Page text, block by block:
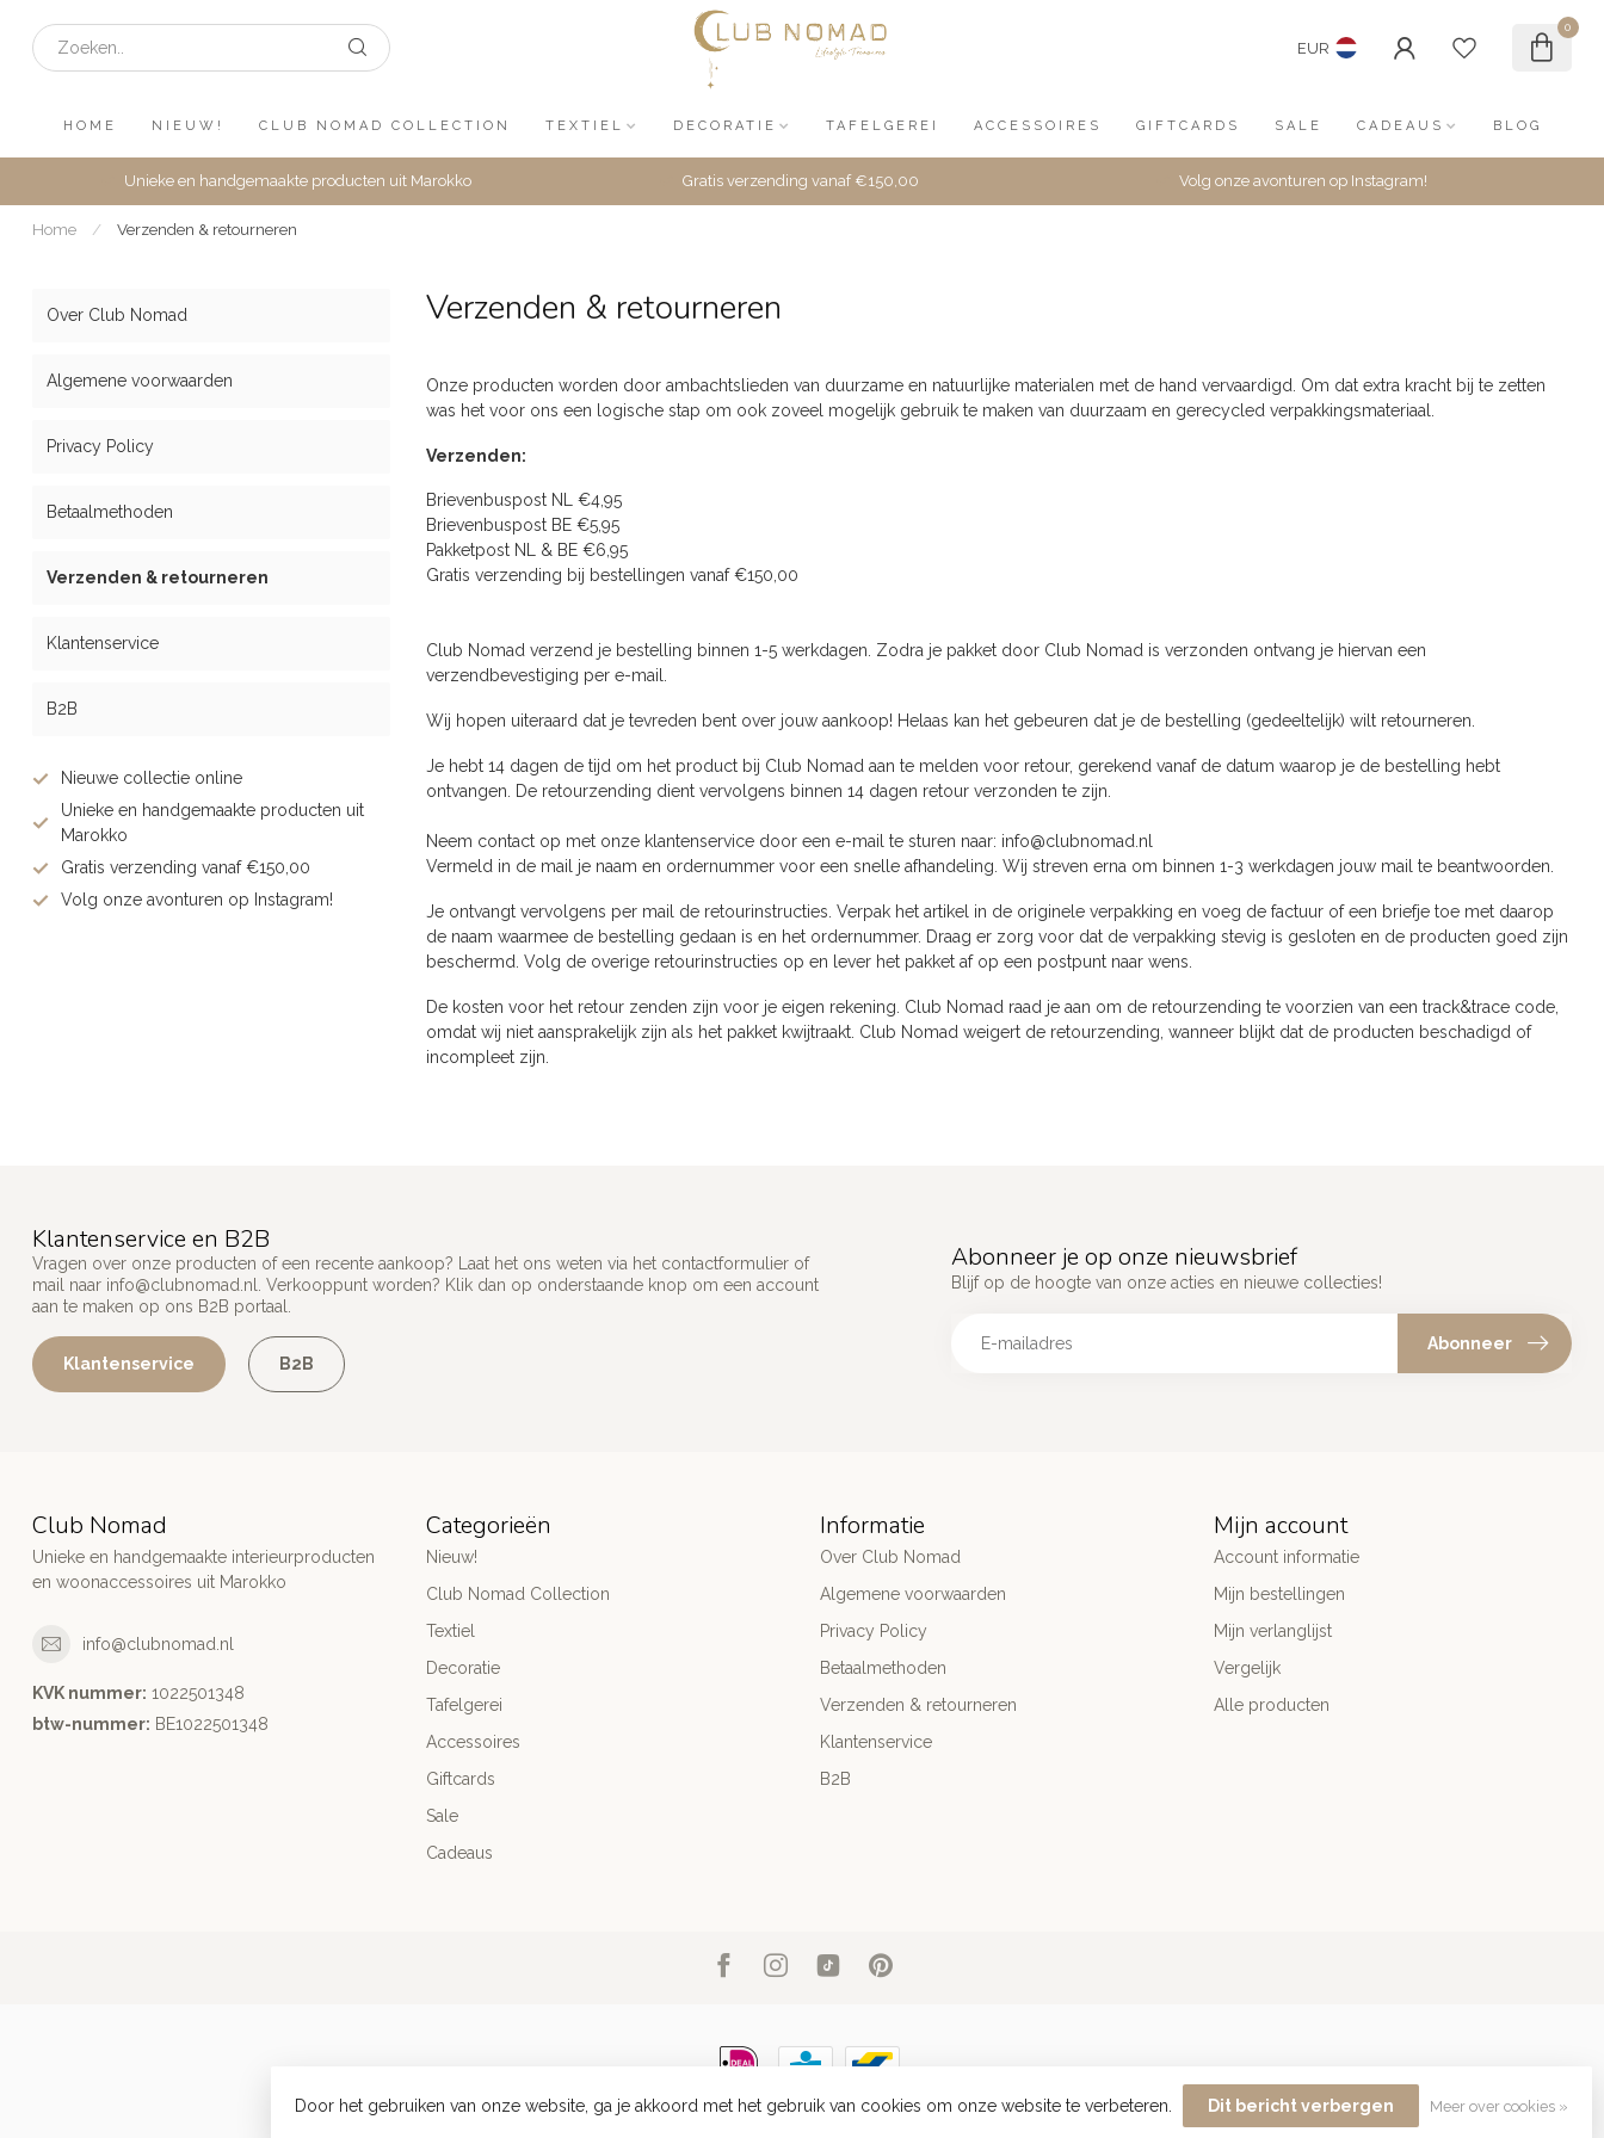
EUR
0
HOME NIEUW! CLUB NOMAD COLLECTION TEXTIEL DECORATIE TAFELGEREI ACCESSOIRES GIFTCARDS SALE CADEAUS BLOG
Unieke en handgemaakte producten uit Marokko Gratis verzending vanaf €150,00 Volg onze avonturen op Instagram!
Home / Verzenden & retourneren
Over Club Nomad
Algemene voorwaarden
Privacy Policy
Betaalmethoden
Verzenden & retourneren
Klantenservice
B2B
Nieuwe collectie online
Unieke en handgemaakte producten uit
Marokko
Gratis verzending vanaf €150,00
Volg onze avonturen op Instagram!
Verzenden & retourneren
Onze producten worden door ambachtslieden van duurzame en natuurlijke materialen met de hand vervaardigd. Om dat extra kracht bij te zetten
was het voor ons een logische stap om ook zoveel mogelijk gebruik te maken van duurzaam en gerecycled verpakkingsmateriaal.
Verzenden:
Brievenbuspost NL €4,95
Brievenbuspost BE €5,95
Pakketpost NL & BE €6,95
Gratis verzending bij bestellingen vanaf €150,00
Club Nomad verzend je bestelling binnen 1-5 werkdagen. Zodra je pakket door Club Nomad is verzonden ontvang je hiervan een
verzendbevestiging per e-mail.
Wij hopen uiteraard dat je tevreden bent over jouw aankoop! Helaas kan het gebeuren dat je de bestelling (gedeeltelijk) wilt retourneren.
Je hebt 14 dagen de tijd om het product bij Club Nomad aan te melden voor retour, gerekend vanaf de datum waarop je de bestelling hebt
ontvangen. De retourzending dient vervolgens binnen 14 dagen retour verzonden te zijn.
Neem contact op met onze klantenservice door een e-mail te sturen naar: info@clubnomad.nl
Vermeld in de mail je naam en ordernummer voor een snelle afhandeling. Wij streven erna om binnen 1-3 werkdagen jouw mail te beantwoorden.
Je ontvangt vervolgens per mail de retourinstructies. Verpak het artikel in de originele verpakking en voeg de factuur of een briefje toe met daarop
de naam waarmee de bestelling gedaan is en het ordernummer. Draag er zorg voor dat de verpakking stevig is gesloten en de producten goed zijn
beschermd. Volg de overige retourinstructies op en lever het pakket af op een postpunt naar wens.
De kosten voor het retour zenden zijn voor je eigen rekening. Club Nomad raad je aan om de retourzending te voorzien van een track&trace code,
omdat wij niet aansprakelijk zijn als het pakket kwijtraakt. Club Nomad weigert de retourzending, wanneer blijkt dat de producten beschadigd of
incompleet zijn.
Klantenservice en B2B
Vragen over onze producten of een recente aankoop? Laat het ons weten via het contactformulier of
mail naar info@clubnomad.nl . Verkooppunt worden? Klik dan op onderstaande knop om een account
aan te maken op ons B2B portaal.
Klantenservice B2B
Abonneer je op onze nieuwsbrief
Blijf op de hoogte van onze acties en nieuwe collecties!
Abonneer
Club Nomad
Unieke en handgemaakte interieurproducten
en woonaccessoires uit Marokko
info@clubnomad.nl
KVK nummer: 1022501348
btw-nummer: BE1022501348
Categorieën
Nieuw!
Club Nomad Collection
Textiel
Decoratie
Tafelgerei
Accessoires
Giftcards
Sale
Cadeaus
Informatie
Over Club Nomad
Algemene voorwaarden
Privacy Policy
Betaalmethoden
Verzenden & retourneren
Klantenservice
B2B
Mijn account
Account informatie
Mijn bestellingen
Mijn verlanglijst
Vergelijk
Alle producten
© Copyright 2026 Club Nomad- Powered byLightspeed-Lightspeed designbyDyvelopment
Door het gebruiken van onze website, ga je akkoord met het gebruik van cookies om onze website te verbeteren. Dit bericht verbergen Meer over cookies »